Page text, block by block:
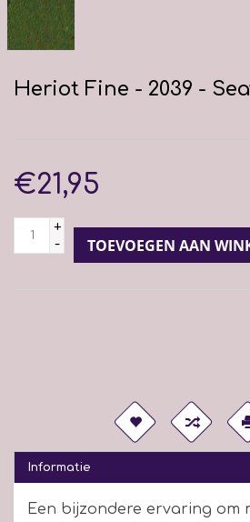
Heriot Fine - 2039 -
€21,95
+
-
TOEVOEGEN AAN
Informatie
Een bijzondere ervaring om